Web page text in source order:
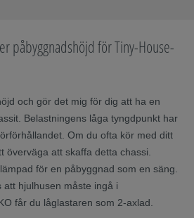
påbyggnadshöjd för Tiny-House-
och gör det mig för dig att ha en
Belastningens låga tyngdpunkt har
Om du ofta kör med ditt
överväga att skaffa detta chassi.
för en påbyggnad som en säng.
att hjulhusen måste ingå i
får du låglastaren som 2-axlad.